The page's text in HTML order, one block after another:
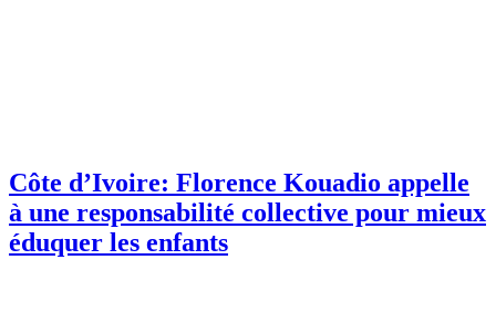
Côte d’Ivoire: Florence Kouadio appelle
à une responsabilité collective pour mieux
éduquer les enfants